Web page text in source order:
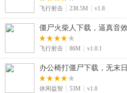
飞行射击 238.5M v1.8
僵尸火柴人下载，逼真音
僵尸爽感十足
飞行射击 86M v1.0.1
办公椅打僵尸下载，无末
洁，玩着只剩想笑的冲动
休闲益智 53M v1.0